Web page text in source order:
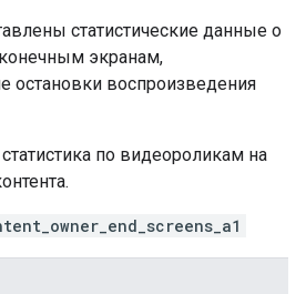
статистические данные о
экранам,
остановки воспроизведения
по видеороликам на